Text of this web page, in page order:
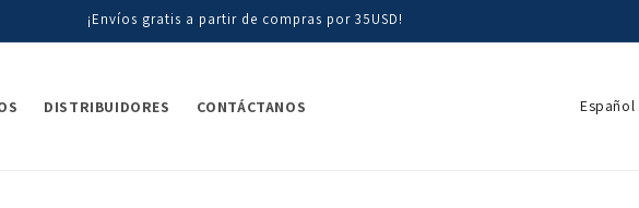
¡Envíos gratis a partir de compras por 35USD!
DISTRIBUIDORES CONTÁCTANOS Español